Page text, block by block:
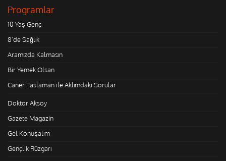
Programlar
10 Yaş Genç
8'de Sağlık
Aramızda Kalmasın
Bir Yemek Olsan
Caner Taslaman ile Aklımdaki Sorular
Doktor Aksoy
Gazete Magazin
Gel Konuşalım
Gençlik Rüzgarı